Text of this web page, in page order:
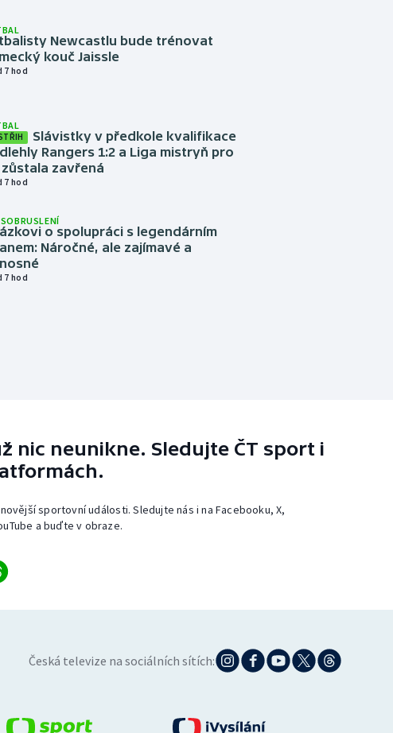
Newcastlu bude trénovat
kouč Jaissle
7 hod
Slávistky v předkole kvalifikace
Rangers 1:2 a Liga mistryň pro
zůstala zavřená
7 hod
o spolupráci s legendárním
Náročné, ale zajímavé a
7 hod
nic neunikne. Sledujte ČT sport i
sportovní události. Sledujte nás i na Facebooku, X,
a buďte v obraze.
Česká televize na sociálních sítích: